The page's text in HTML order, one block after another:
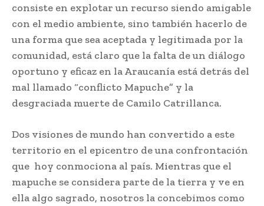
consiste en explotar un recurso siendo amigable
con el medio ambiente, sino también hacerlo de
una forma que sea aceptada y legitimada por la
comunidad, está claro que la falta de un diálogo
oportuno y eficaz en la Araucanía está detrás del
mal llamado “conflicto Mapuche” y la
desgraciada muerte de Camilo Catrillanca.
Dos visiones de mundo han convertido a este
territorio en el epicentro de una confrontación
que hoy conmociona al país. Mientras que el
mapuche se considera parte de la tierra y ve en
ella algo sagrado, nosotros la concebimos como